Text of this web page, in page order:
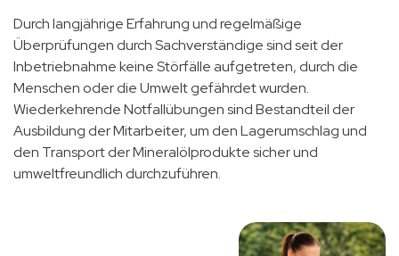
Durch langjährige Erfahrung und regelmäßige
Überprüfungen durch Sachverständige sind seit der
Inbetriebnahme keine Störfälle aufgetreten, durch die
Menschen oder die Umwelt gefährdet wurden.
Wiederkehrende Notfallübungen sind Bestandteil der
Ausbildung der Mitarbeiter, um den Lagerumschlag und
den Transport der Mineralölprodukte sicher und
umweltfreundlich durchzuführen.